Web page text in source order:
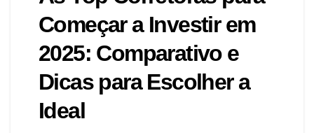
Começar a Investir em
2025: Comparativo e
Dicas para Escolher a
Ideal